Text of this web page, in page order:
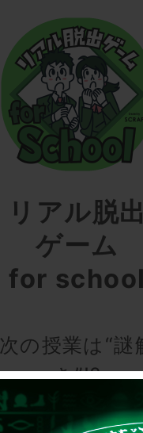
リアル脱
ゲーム
for
次の授業は“謎
き”!?